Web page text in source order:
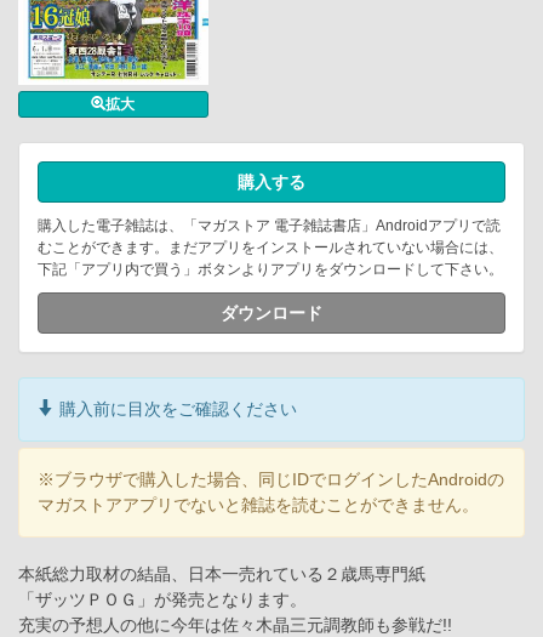
拡大
購入する
購入した電子雑誌は、「マガストア 電子雑誌書店」Androidアプリで読
むことができます。まだアプリをインストールされていない場合には、
下記「アプリ内で買う」ボタンよりアプリをダウンロードして下さい。
ダウンロード
購入前に目次をご確認ください
※ブラウザで購入した場合、同じIDでログインしたAndroidの
マガストアアプリでないと雑誌を読むことができません。
本紙総力取材の結晶、日本一売れている２歳馬専門紙
「ザッツＰＯＧ」が発売となります。
充実の予想人の他に今年は佐々木晶三元調教師も参戦だ!!